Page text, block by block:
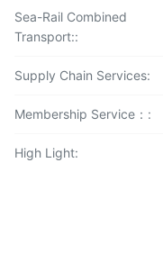
Sea-Rail Combined
Transport::
Supply Chain Services:
Membership Service：:
High Light: